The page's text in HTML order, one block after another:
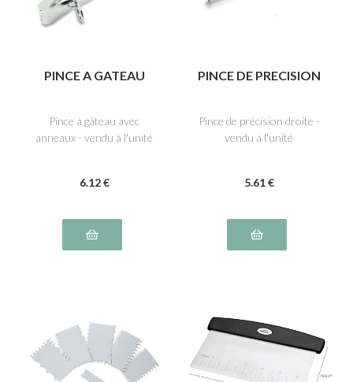
PINCE A GATEAU
Pince à gâteau avec
anneaux - vendu à l'unité
6.12 €
PINCE DE PRECISION
Pince de précision droite -
vendu à l'unité
5.61 €